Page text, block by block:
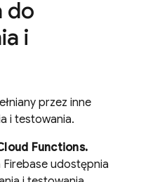
do
i
przez inne
i testowania.
Functions.
udostępnia